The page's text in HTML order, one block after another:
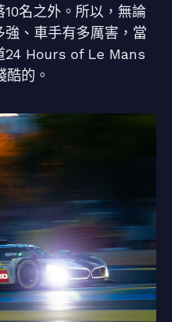
名之外。所以，無論
、車手有多厲害，當
24 Hours of Le Mans
的。